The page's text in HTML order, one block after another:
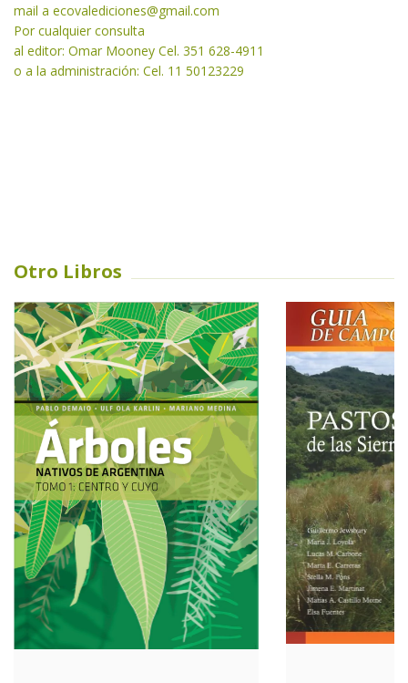
mail a ecovalediciones@gmail.com
Por cualquier consulta
al editor: Omar Mooney Cel. 351 628-4911
o a la administración: Cel. 11 50123229
Otro Libros